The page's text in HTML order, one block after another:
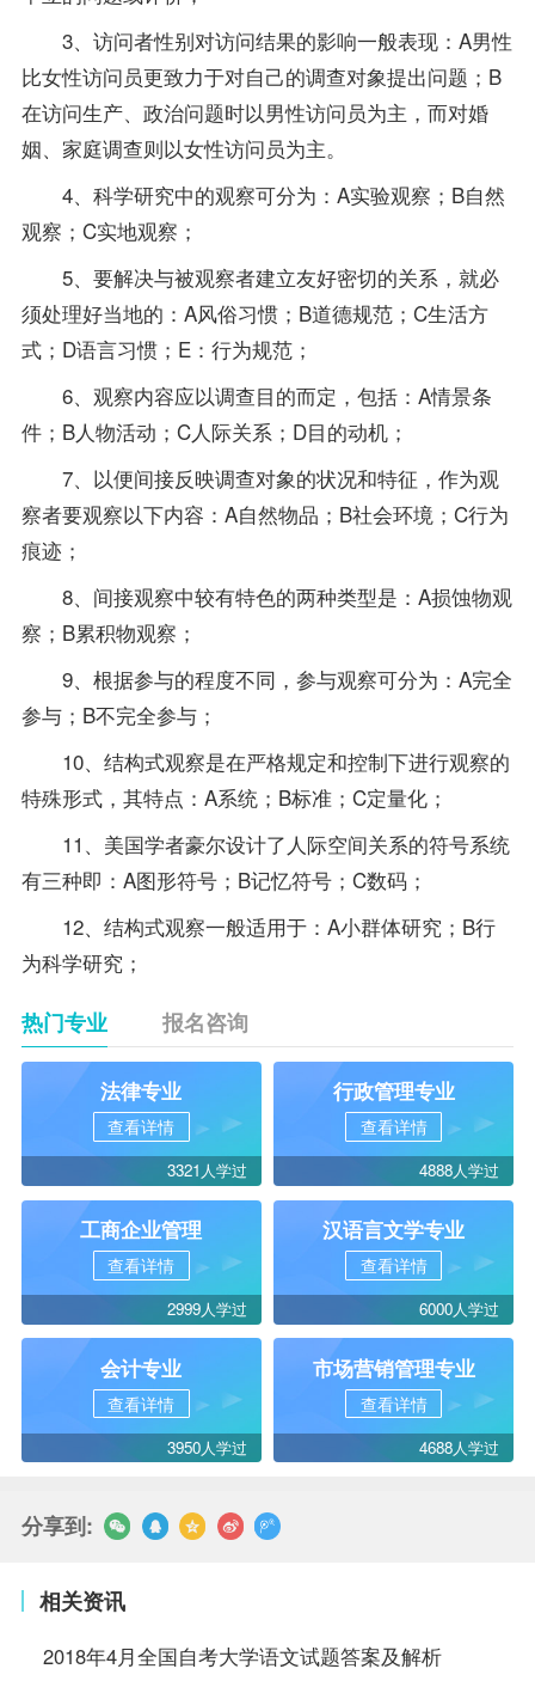
3、访问者性别对访问结果的影响一般表现：A男性
比女性访问员更致力于对自己的调查对象提出问题；B
在访问生产、政治问题时以男性访问员为主，而对婚
姻、家庭调查则以女性访问员为主。
4、科学研究中的观察可分为：A实验观察；B自然
观察；C实地观察；
5、要解决与被观察者建立友好密切的关系，就必
须处理好当地的：A风俗习惯；B道德规范；C生活方
式；D语言习惯；E：行为规范；
6、观察内容应以调查目的而定，包括：A情景条
件；B人物活动；C人际关系；D目的动机；
7、以便间接反映调查对象的状况和特征，作为观
察者要观察以下内容：A自然物品；B社会环境；C行为
痕迹；
8、间接观察中较有特色的两种类型是：A损蚀物观
察；B累积物观察；
9、根据参与的程度不同，参与观察可分为：A完全
参与；B不完全参与；
10、结构式观察是在严格规定和控制下进行观察的
特殊形式，其特点：A系统；B标准；C定量化；
11、美国学者豪尔设计了人际空间关系的符号系统
有三种即：A图形符号；B记忆符号；C数码；
12、结构式观察一般适用于：A小群体研究；B行
为科学研究；
热门专业 报名咨询
法律专业
查看详情
3321人学过
行政管理专业
查看详情
4888人学过
工商企业管理
查看详情
2999人学过
汉语言文学专业
查看详情
6000人学过
会计专业
查看详情
3950人学过
市场营销管理专业
查看详情
4688人学过
分享到:
相关资讯
2018年4月全国自考大学语文试题答案及解析